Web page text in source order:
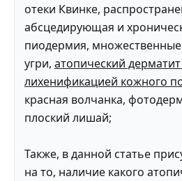
отеки Квинке,
абсцедирующая и
пиодермия,
угри, атопический
лихенификацией кожного
красная волчанка,
плоский лишай;
Также, в данной статье
на то, наличие какого